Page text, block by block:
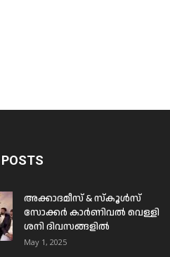
അക്കാദമീസ് & സ്കൂൾസ്
സോക്കർ കാർണിവൽ വെള്ളി
ശനി ദിവസങ്ങളിൽ
May 1, 2025